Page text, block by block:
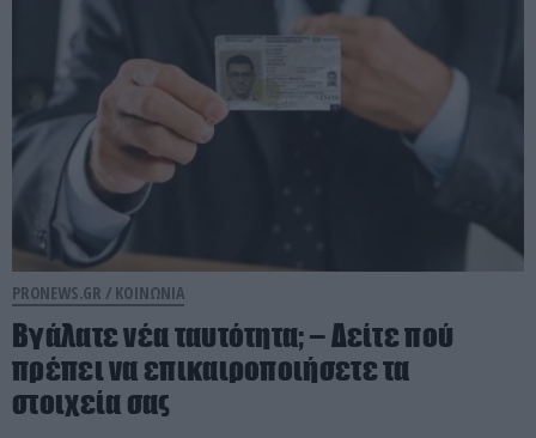
PRONEWS.GR / ΚΟΙΝΩΝΙΑ
Βγάλατε νέα ταυτότητα; – Δείτε πού
πρέπει να επικαιροποιήσετε τα
στοιχεία σας